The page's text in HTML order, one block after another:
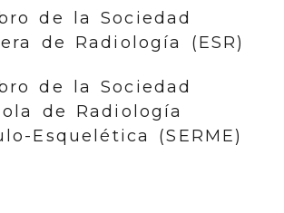
de la Sociedad
de Radiología (ESR)
de la Sociedad
de Radiología
Esquelética (SERME)